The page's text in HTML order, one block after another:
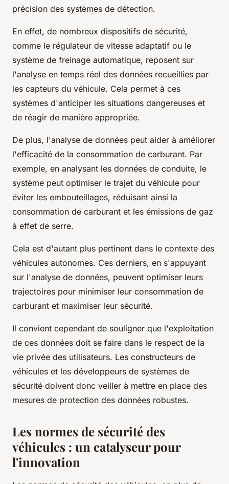
précision des systèmes de détection.
En effet, de nombreux dispositifs de sécurité,
comme le régulateur de vitesse adaptatif ou le
système de freinage automatique, reposent sur
l'analyse en temps réel des données recueillies par
les capteurs du véhicule. Cela permet à ces
systèmes d'anticiper les situations dangereuses et
de réagir de manière appropriée.
De plus, l'analyse de données peut aider à améliorer
l'efficacité de la consommation de carburant. Par
exemple, en analysant les données de conduite, le
système peut optimiser le trajet du véhicule pour
éviter les embouteillages, réduisant ainsi la
consommation de carburant et les émissions de gaz
à effet de serre.
Cela est d'autant plus pertinent dans le contexte des
véhicules autonomes. Ces derniers, en s'appuyant
sur l'analyse de données, peuvent optimiser leurs
trajectoires pour minimiser leur consommation de
carburant et maximiser leur sécurité.
Il convient cependant de souligner que l'exploitation
de ces données doit se faire dans le respect de la
vie privée des utilisateurs. Les constructeurs de
véhicules et les développeurs de systèmes de
sécurité doivent donc veiller à mettre en place des
mesures de protection des données robustes.
Les normes de sécurité des
véhicules : un catalyseur pour
l'innovation